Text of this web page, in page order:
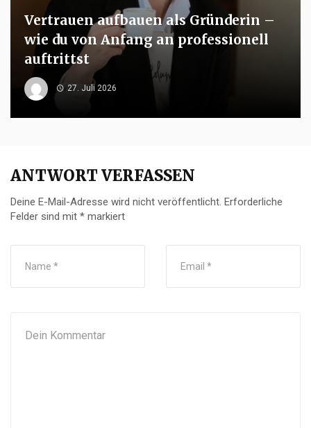
Vertrauen aufbauen als Gründerin –
wie du von Anfang an professionell
auftrittst
27. Juli 2026
ANTWORT VERFASSEN
Deine E-Mail-Adresse wird nicht veröffentlicht. Erforderliche
Felder sind mit * markiert